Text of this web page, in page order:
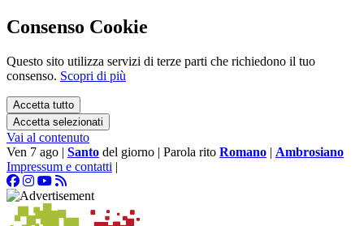
Consenso Cookie
Questo sito utilizza servizi di terze parti che richiedono il tuo
consenso. Scopri di più
Accetta tutto
Accetta selezionati
Vai al contenuto
Ven 7 ago | Santo del giorno | Parola rito Romano | Ambrosiano
Impressum e contatti |